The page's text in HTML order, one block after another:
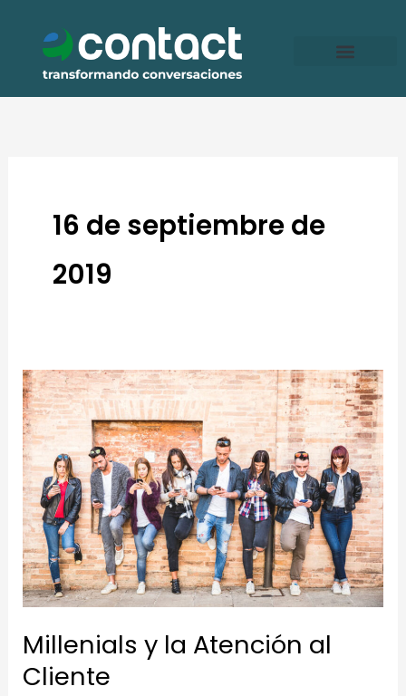
contenido
16 de septiembre de
2019
Millenials y la Atención al
Cliente
Millenials
y
la
Atención
al
Cliente